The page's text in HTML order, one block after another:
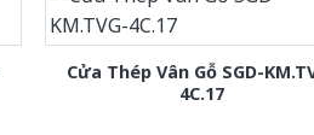
Cửa Thép Vân Gỗ SGD-
4C.17